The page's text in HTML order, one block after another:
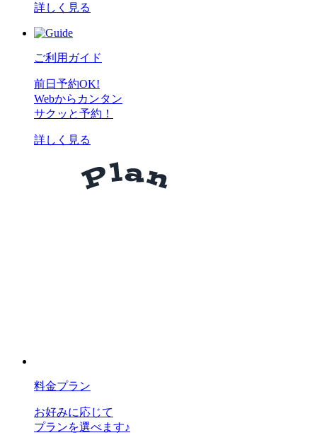
詳しく見る
ご利用ガイド
前日予約OK!
Webからカンタン
サクッと予約！
詳しく見る
料金プラン
お好みに応じて
プランを選べます♪